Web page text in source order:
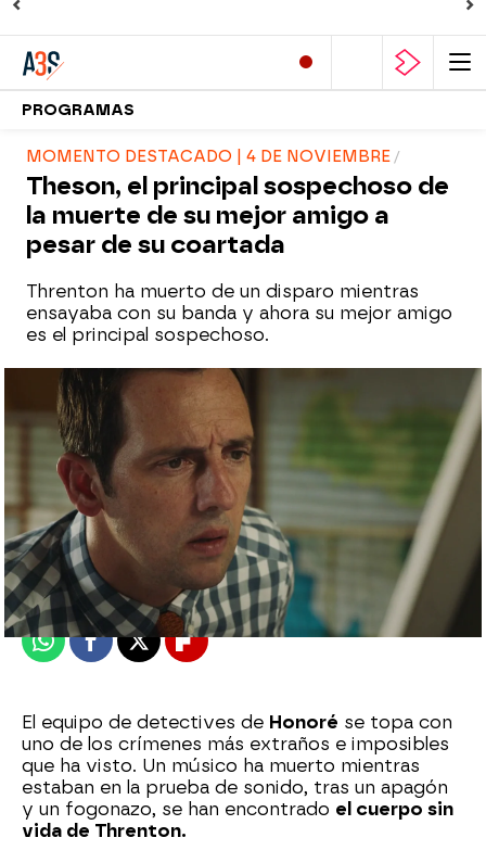
PROGRAMAS
MOMENTO DESTACADO | 4 DE NOVIEMBRE
Theson, el principal sospechoso de
la muerte de su mejor amigo a
pesar de su coartada
Threnton ha muerto de un disparo mientras
ensayaba con su banda y ahora su mejor amigo
es el principal sospechoso.
atreseries
Madrid
Publicado: 04 de noviembre de 2022, 23:49
WhatsappFacebook
X Flipboard
El equipo de detectives de Honoré se topa con
uno de los crímenes más extraños e imposibles
que ha visto. Un músico ha muerto mientras
estaban en la prueba de sonido, tras un apagón
y un fogonazo, se han encontrado el cuerpo sin
vida de Threnton.